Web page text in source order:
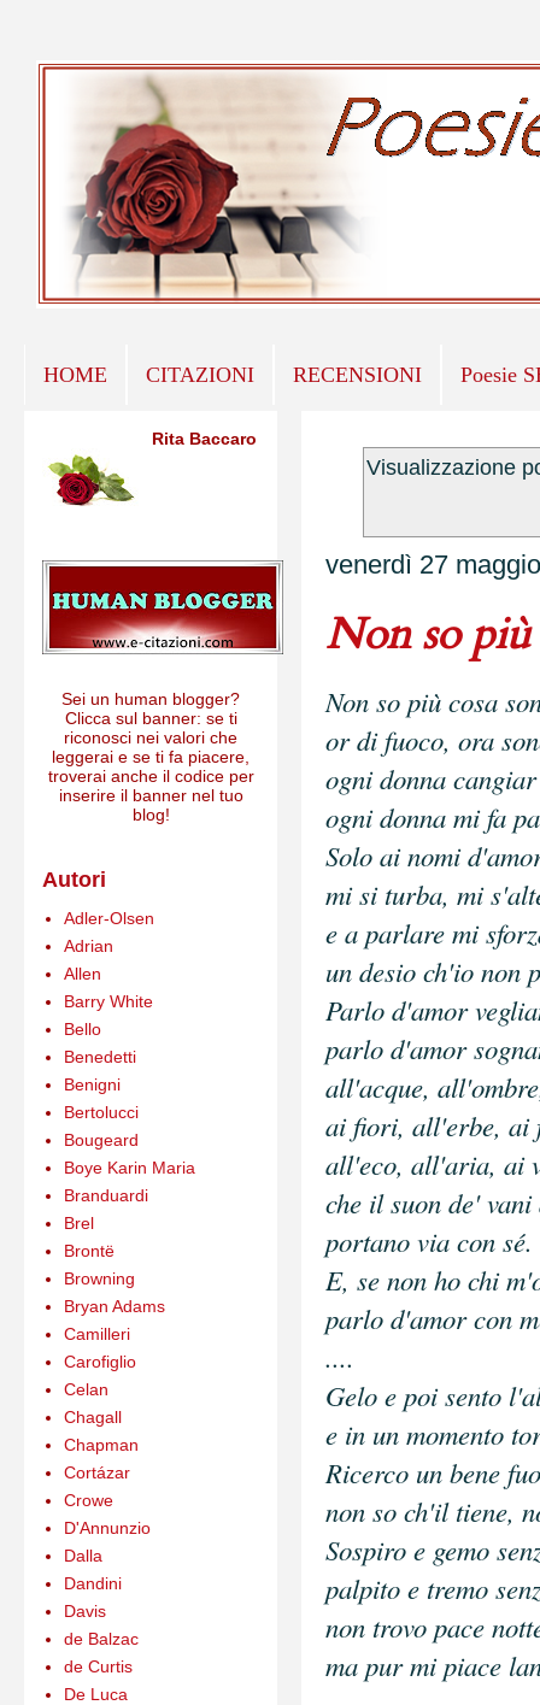
HOME CITAZIONI RECENSIONI Poesie
Visualizzazione
venerdì 27
Non so più
Non so più cosa
or di fuoco, ora
ogni donna
ogni donna mi fa
Solo ai nomi
mi si turba, mi
e a parlare mi
un desio ch'io non
Parlo d'amor
parlo d'amor
all'acque,
ai fiori, all'erbe, ai
all'eco, all'aria, ai
che il suon de'
portano via con sé.
E, se non ho chi
parlo d'amor con
....
Gelo e poi sento
e in un momento
Ricerco un bene
non so ch'il tiene,
Sospiro e gemo
palpito e tremo
non trovo pace
ma pur mi piace
Rita Baccaro
Sei un human blogger?
Clicca sul banner: se ti
riconosci nei valori che
leggerai e se ti fa piacere,
troverai anche il codice per
inserire il banner nel tuo
blog!
Autori
Adler-Olsen
Adrian
Allen
Barry White
Bello
Benedetti
Benigni
Bertolucci
Bougeard
Boye Karin Maria
Branduardi
Brel
Brontë
Browning
Bryan Adams
Camilleri
Carofiglio
Celan
Chagall
Chapman
Cortázar
Crowe
D'Annunzio
Dalla
Dandini
Davis
de Balzac
de Curtis
De Luca